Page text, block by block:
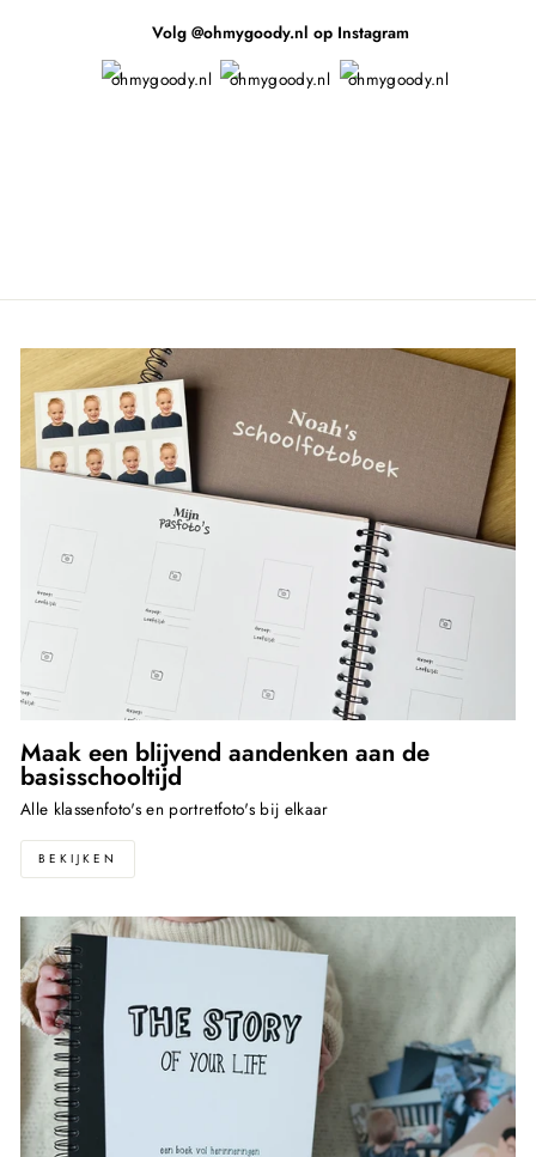
Volg @ohmygoody.nl op Instagram
Maak een blijvend aandenken aan de
basisschooltijd
Alle klassenfoto's en portretfoto's bij elkaar
BEKIJKEN